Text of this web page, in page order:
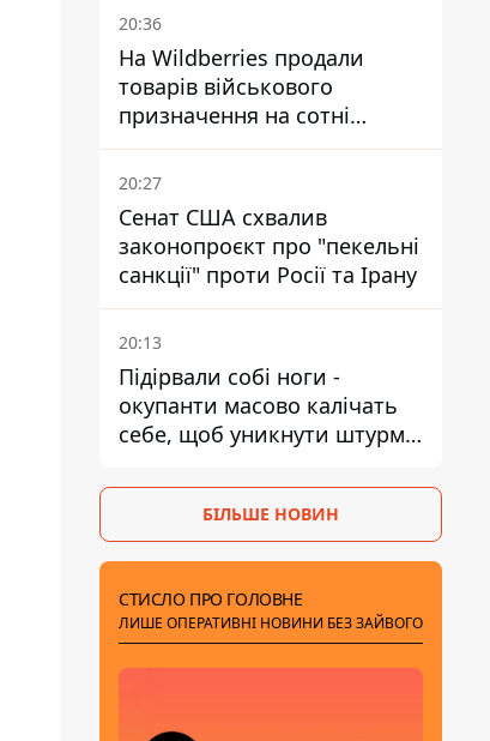
20:36
На Wildberries продали
товарів військового
призначення на сотні
мільйонів, але удари ЗСУ
змінили ситуацію
20:27
Сенат США схвалив
законопроєкт про "пекельні
санкції" проти Росії та Ірану
20:13
Підірвали собі ноги -
окупанти масово калічать
себе, щоб уникнути штурмів
БІЛЬШЕ НОВИН
СТИСЛО ПРО ГОЛОВНЕ
ЛИШЕ ОПЕРАТИВНІ НОВИНИ БЕЗ ЗАЙВОГО